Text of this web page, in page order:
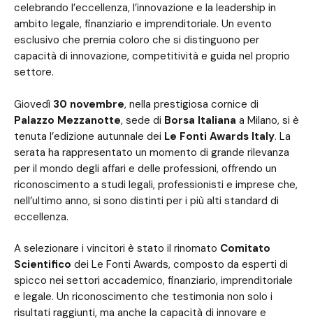
celebrando l’eccellenza, l’innovazione e la leadership in
ambito legale, finanziario e imprenditoriale. Un evento
esclusivo che premia coloro che si distinguono per
capacità di innovazione, competitività e guida nel proprio
settore.
Giovedì 30 novembre, nella prestigiosa cornice di
Palazzo Mezzanotte, sede di Borsa Italiana a Milano, si è
tenuta l’edizione autunnale dei Le Fonti Awards Italy. La
serata ha rappresentato un momento di grande rilevanza
per il mondo degli affari e delle professioni, offrendo un
riconoscimento a studi legali, professionisti e imprese che,
nell’ultimo anno, si sono distinti per i più alti standard di
eccellenza.
A selezionare i vincitori è stato il rinomato Comitato
Scientifico dei Le Fonti Awards, composto da esperti di
spicco nei settori accademico, finanziario, imprenditoriale
e legale. Un riconoscimento che testimonia non solo i
risultati raggiunti, ma anche la capacità di innovare e